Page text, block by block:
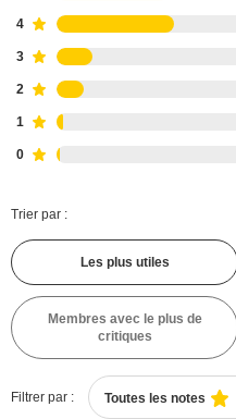
4
3
2
1
0
Trier par :
Les plus utiles
Membres avec le plus de
critiques
Filtrer par : Toutes les notes